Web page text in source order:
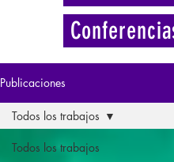
Publicaciones
Todos los trabajos
Todos los trabajos